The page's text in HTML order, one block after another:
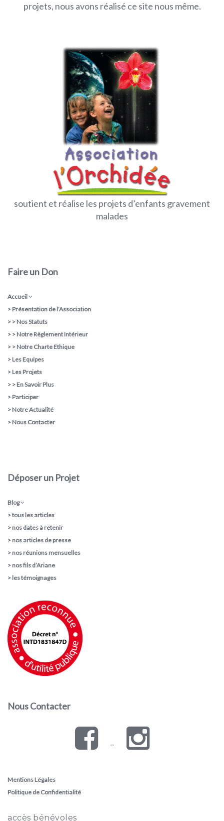
projets, nous avons réalisé ce site nous même.
soutient et réalise les projets d’enfants gravement
malades
Faire un Don
Accueil
> Présentation de l’Association
> > Nos Statuts
> > Notre Règlement Intérieur
> > Notre Charte Ethique
> Les Equipes
> Les Projets
> > En Savoir Plus
> Participer
> Notre Actualité
> Nous Contacter
Déposer un Projet
Blog
>tous les articles
> nos dates à retenir
> nos articles de presse
> nos réunions mensuelles
> nos fils d’Ariane
> les témoignages
Nous Contacter
–
Mentions Légales
Politique de Confidentialité
accès bénévoles